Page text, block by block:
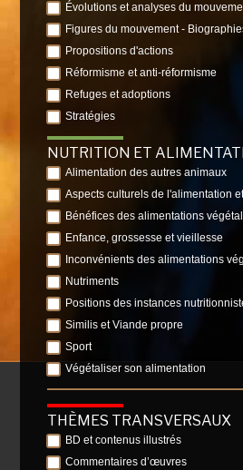
Évolutions et analyses du
Figures du mouvement -
Propositions d'actions
Réformisme et anti-réformisme
Refuges et adoptions
Stratégies
NUTRITION ET
Alimentation des autres animaux
Aspects culturels de l'alimentation
Bénéfices des alimentations
Enfance, grossesse et vieillesse
Inconvénients des alimentations
Nutriments
Positions des instances
Similis et Viande propre
Sport
Végétaliser son alimentation
THÈMES TRANSVERSAUX
BD et contenus illustrés
Commentaires d’œuvres